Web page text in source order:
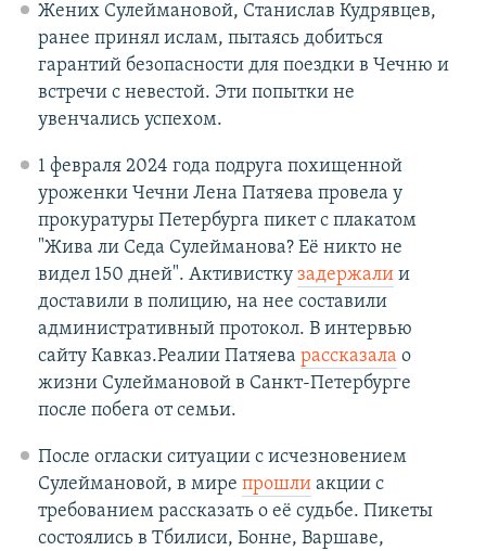
Жених Сулеймановой, Станислав Кудрявцев,
ранее принял ислам, пытаясь добиться
гарантий безопасности для поездки в Чечню и
встречи с невестой. Эти попытки не
увенчались успехом.
1 февраля 2024 года подруга похищенной
уроженки Чечни Лена Патяева провела у
прокуратуры Петербурга пикет с плакатом
"Жива ли Седа Сулейманова? Её никто не
видел 150 дней". Активистку задержалии
доставили в полицию, на нее составили
административный протокол. В интервью
сайту Кавказ.Реалии Патяева рассказала о
жизни Сулеймановой в Санкт-Петербурге
после побега от семьи.
После огласки ситуации с исчезновением
Сулеймановой, в мире прошлиакции с
требованием рассказать о её судьбе. Пикеты
состоялись в Тбилиси, Бонне, Варшаве,